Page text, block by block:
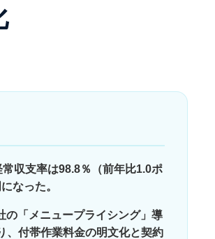
収支率は98.8％（前年比1.0ポ
なった。
の「メニュープライシング」導
、付帯作業料金の明文化と契約